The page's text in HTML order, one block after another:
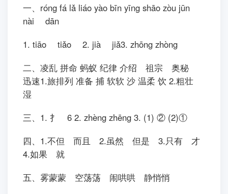
一、róng fá lǎ liáo yào bīn yīng shāo zòu jūn
nài dān
1. tiāo tiǎo 2. jià jiǎ3. zhōng zhòng
二、凌乱 拼命 蚂蚁 纪律 介绍 祖宗 奥秘
迅速1.旅排列 准备 捕 软软 沙 温柔 饮 2.粗壮
湿
三、1. 扌 6 2. zhèng zhēng 3. (1) ② (2)①
四、1.不但 而且 2.虽然 但是 3.只有 才
4.如果 就
五、雾蒙蒙 空荡荡 闹哄哄 静悄悄